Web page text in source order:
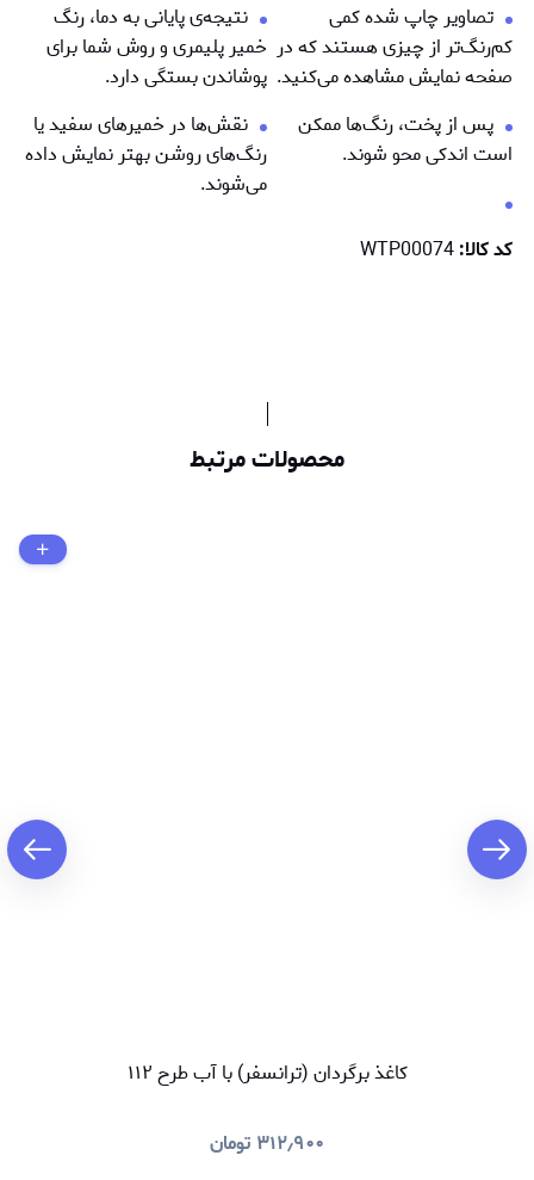
تصاویر چاپ شده کمی
کم‌رنگ‌تر از چیزی هستند که در
صفحه نمایش مشاهده می‌کنید.
پس از پخت، رنگ‌ها ممكن
است اندکی محو شوند.
نتيجه‌ی پایانی به دما، رنگ
خمیر پلیمری و روش شما برای
پوشاندن بستگی دارد.
نقش‌ها در خمیرهای سفید یا
رنگ‌های روشن بهتر نمایش داده
می‌شوند.
کد کالا:WTP00074
محصولات مرتبط
کاغذ برگردان (ترانسفر) با آب طرح ۱۱۲
۳۱۲٫۹۰۰ تومان